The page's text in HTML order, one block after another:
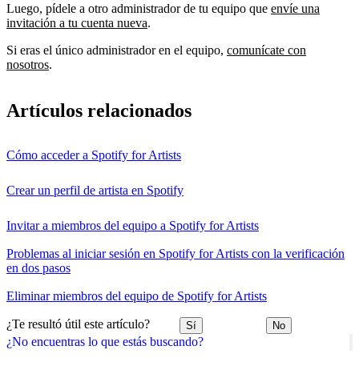
¿No encuentras lo que estás buscando?
Luego, pídele a otro administrador de tu equipo que envíe una
invitación a tu cuenta nueva.
Si eras el único administrador en el equipo, comunícate con
nosotros.
Artículos relacionados
Cómo acceder a Spotify for Artists
Crear un perfil de artista en Spotify
Invitar a miembros del equipo a Spotify for Artists
Problemas al iniciar sesión en Spotify for Artists con la verificación
en dos pasos
Eliminar miembros del equipo de Spotify for Artists
¿Te resultó útil este artículo? Sí No